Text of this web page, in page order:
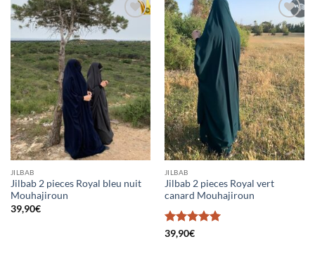
Ajouter
d’envies
JILBAB
Jilbab 2 pieces Royal bleu nuit
Mouhajiroun
39,90€
Ajouter
à la liste
d’envies
JILBAB
Jilbab 2 pieces Royal vert
canard Mouhajiroun
Note5
39,90€